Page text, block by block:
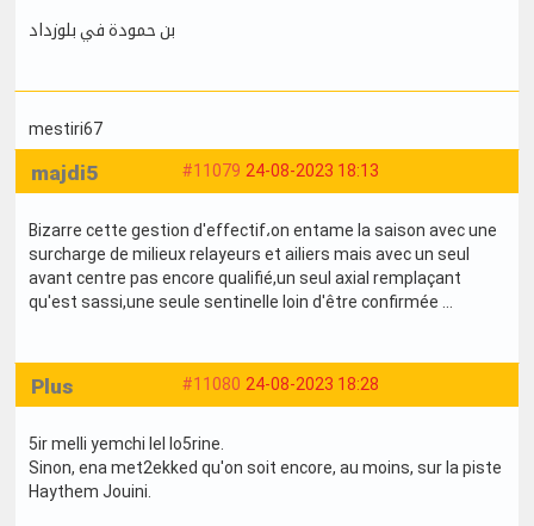
بن حمودة في بلوزداد
mestiri67
#11079 24-08-2023 18:13
majdi5
Bizarre cette gestion d'effectif،on entame la saison avec une
surcharge de milieux relayeurs et ailiers mais avec un seul
avant centre pas encore qualifié,un seul axial remplaçant
qu'est sassi,une seule sentinelle loin d'être confirmée ...
#11080 24-08-2023 18:28
Plus
5ir melli yemchi lel lo5rine.
Sinon, ena met2ekked qu'on soit encore, au moins, sur la piste
Haythem Jouini.